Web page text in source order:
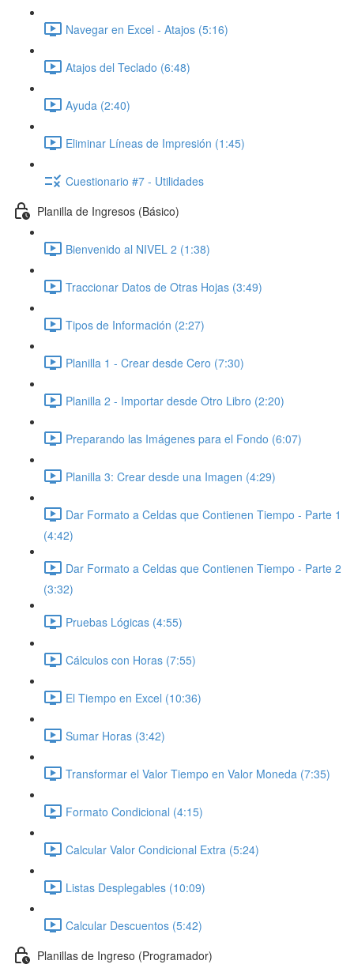
Navegar en Excel - Atajos (5:16)
Atajos del Teclado (6:48)
Ayuda (2:40)
Eliminar Líneas de Impresión (1:45)
Cuestionario #7 - Utilidades
Planilla de Ingresos (Básico)
Bienvenido al NIVEL 2 (1:38)
Traccionar Datos de Otras Hojas (3:49)
Tipos de Información (2:27)
Planilla 1 - Crear desde Cero (7:30)
Planilla 2 - Importar desde Otro Libro (2:20)
Preparando las Imágenes para el Fondo (6:07)
Planilla 3: Crear desde una Imagen (4:29)
Dar Formato a Celdas que Contienen Tiempo - Parte 1
(4:42)
Dar Formato a Celdas que Contienen Tiempo - Parte 2
(3:32)
Pruebas Lógicas (4:55)
Cálculos con Horas (7:55)
El Tiempo en Excel (10:36)
Sumar Horas (3:42)
Transformar el Valor Tiempo en Valor Moneda (7:35)
Formato Condicional (4:15)
Calcular Valor Condicional Extra (5:24)
Listas Desplegables (10:09)
Calcular Descuentos (5:42)
Planillas de Ingreso (Programador)